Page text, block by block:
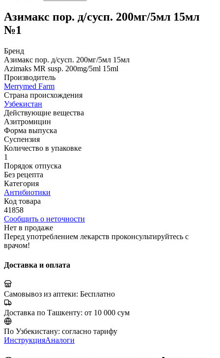
Азимакс пор. д/сусп. 200мг/5мл 15мл
№1
Бренд
Азимакс пор. д/сусп. 200мг/5мл 15мл
Azimaks MR susp. 200mg/5ml 15ml
Производитель
Merrymed Farm
Страна происхождения
Узбекистан
Действующие вещества
Азитромицин
Форма выпуска
Суспензия
Количество в упаковке
1
Порядок отпуска
Без рецепта
Категория
Антибиотики
Код товара
41858
Сообщить о неточности
Нет в продаже
Перед употреблением лекарств проконсультируйтесь с
врачом!
Доставка и оплата
Самовывоз из аптеки: Бесплатно
Доставка по Ташкенту: от 10 000 сум
По Узбекистану: согласно тарифу
ИнструкцияАналоги